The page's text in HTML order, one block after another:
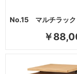
No.15 マルチラック
￥